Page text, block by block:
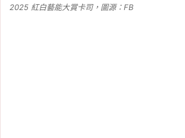
2025 紅白藝能大賞卡司，圖源：FB